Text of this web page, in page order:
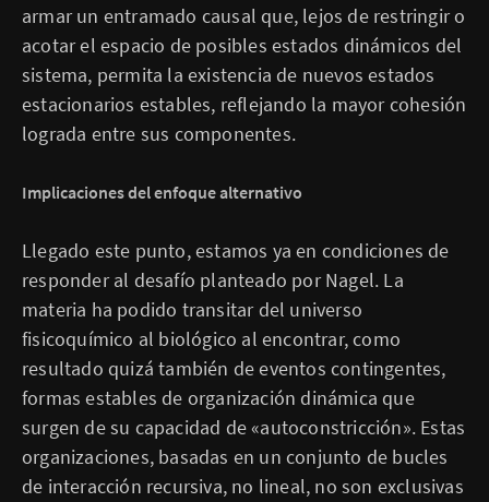
armar un entramado causal que, lejos de restringir o
acotar el espacio de posibles estados dinámicos del
sistema, permita la existencia de nuevos estados
estacionarios estables, reflejando la mayor cohesión
lograda entre sus componentes.
Implicaciones del enfoque alternativo
Llegado este punto, estamos ya en condiciones de
responder al desafío planteado por Nagel. La
materia ha podido transitar del universo
fisicoquímico al biológico al encontrar, como
resultado quizá también de eventos contingentes,
formas estables de organización dinámica que
surgen de su capacidad de «autoconstricción». Estas
organizaciones, basadas en un conjunto de bucles
de interacción recursiva, no lineal, no son exclusivas